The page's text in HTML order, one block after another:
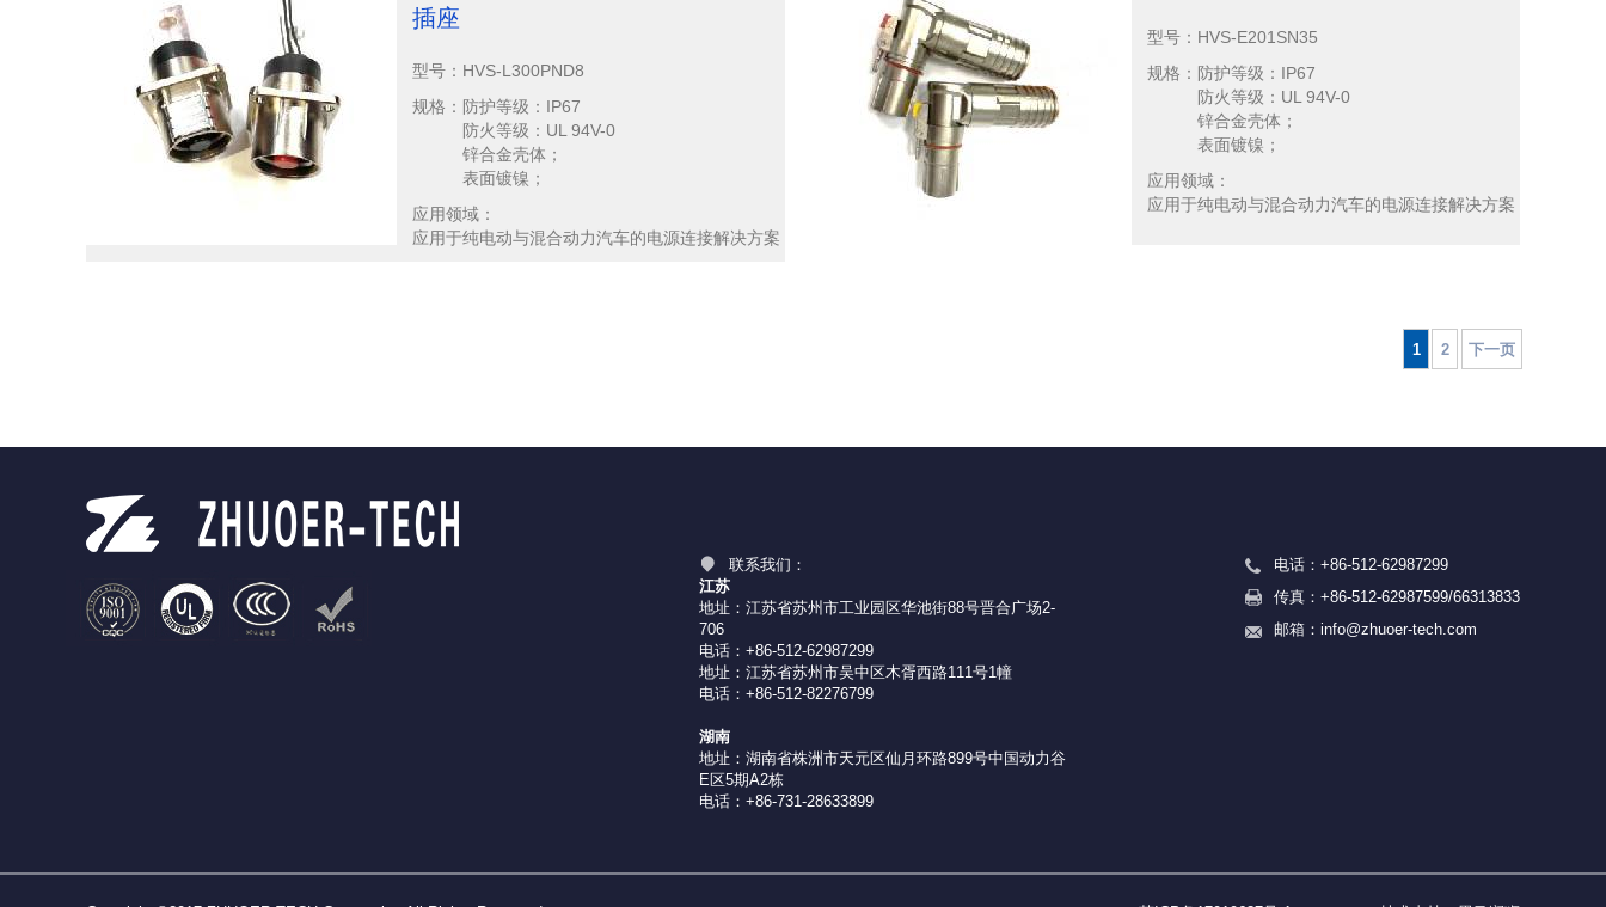
插座
型号： HVS-L300PND8
规格： 防护等级：IP67
防火等级：UL 94V-0
锌合金壳体；
表面镀镍；
应用领域：
应用于纯电动与混合动力汽车的电源连接解决方案
型号： HVS-E201SN35
规格： 防护等级：IP67
防火等级：UL 94V-0
锌合金壳体；
表面镀镍；
应用领域：
应用于纯电动与混合动力汽车的电源连接解决方案
1 2 下一页
联系我们：
江苏
地址：江苏省苏州市工业园区华池街88号晋合广场2-
706
电话：+86-512-62987299
地址：江苏省苏州市吴中区木胥西路111号1幢
电话：+86-512-82276799
湖南
地址：湖南省株洲市天元区仙月环路899号中国动力谷
E区5期A2栋
电话：+86-731-28633899
电话： +86-512-62987299
传真： +86-512-62987599/66313833
邮箱： info@zhuoer-tech.com